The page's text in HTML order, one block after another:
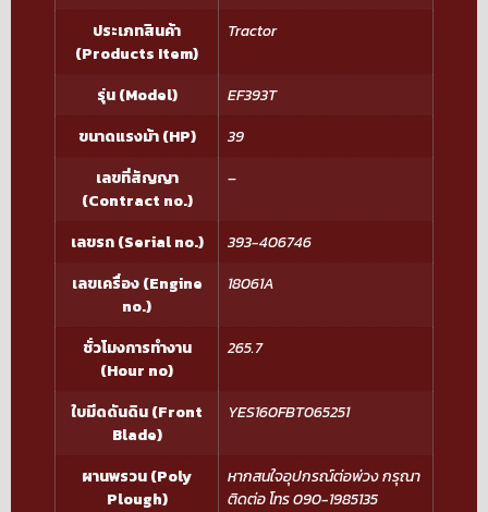
ประเภทสินค้า
(Products Item)
Tractor
รุ่น (Model)
EF393T
ขนาดแรงม้า (HP)
39
เลขที่สัญญา
(Contract no.)
–
เลขรถ (Serial no.)
393-406746
เลขเครื่อง (Engine
no.)
18061A
ชั่วโมงการทำงาน
(Hour no)
265.7
ใบมีดดันดิน (Front
Blade)
YES160FBT065251
ผานพรวน (Poly
Plough)
หากสนใจอุปกรณ์ต่อพ่วง กรุณา
ติดต่อ โทร 090-1985135